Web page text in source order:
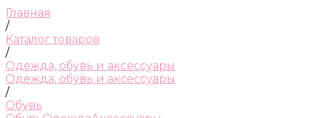
Главная
/
Каталог товаров
/
Одежда, обувь и аксессуары
Одежда, обувь и аксессуары
/
Обувь